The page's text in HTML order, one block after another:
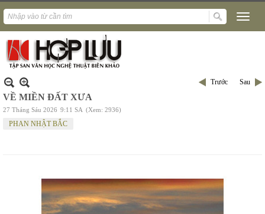
Trước Sau
VỀ MIỀN ĐẤT XƯA
27 Tháng Sáu 2026 9:11 SA (Xem: 2936)
PHAN NHẬT BẮC